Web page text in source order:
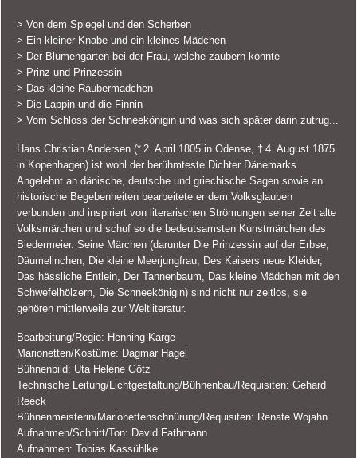
> Von dem Spiegel und den Scherben
> Ein kleiner Knabe und ein kleines Mädchen
> Der Blumengarten bei der Frau, welche zaubern konnte
> Prinz und Prinzessin
> Das kleine Räubermädchen
> Die Lappin und die Finnin
> Vom Schloss der Schneekönigin und was sich später darin zutrug...
Hans Christian Andersen (* 2. April 1805 in Odense, † 4. August 1875
in Kopenhagen) ist wohl der berühmteste Dichter Dänemarks.
Angelehnt an dänische, deutsche und griechische Sagen sowie an
historische Begebenheiten bearbeitete er dem Volksglauben
verbunden und inspiriert von literarischen Strömungen seiner Zeit alte
Volksmärchen und schuf so die bedeutsamsten Kunstmärchen des
Biedermeier. Seine Märchen (darunter Die Prinzessin auf der Erbse,
Däumelinchen, Die kleine Meerjungfrau, Des Kaisers neue Kleider,
Das hässliche Entlein, Der Tannenbaum, Das kleine Mädchen mit den
Schwefelhölzern, Die Schneekönigin) sind nicht nur zeitlos, sie
gehören mittlerweile zur Weltliteratur.
Bearbeitung/Regie: Henning Karge
Marionetten/Kostüme: Dagmar Hagel
Bühnenbild: Uta Helene Götz
Technische Leitung/Lichtgestaltung/Bühnenbau/Requisiten: Gehard
Reeck
Bühnenmeisterin/Marionettenschnürung/Requisiten: Renate Wojahn
Aufnahmen/Schnitt/Ton: David Fathmann
Aufnahmen: Tobias Kassühlke